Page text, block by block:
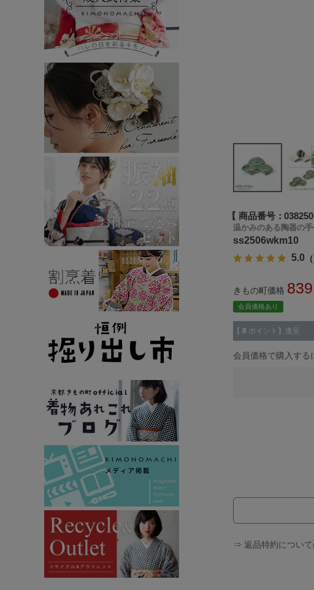
商品番号 038250
温かみのある陶器の
ss2506wkm10
5.0
きもの町価格 839
会員価格あり
【 8 ポイント】進呈
会員価格で購入する
⇒ 返品特約につい